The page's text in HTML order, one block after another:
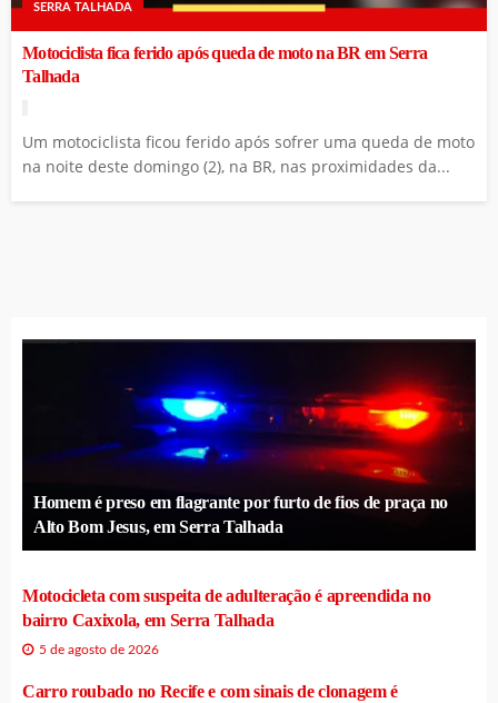
SERRA TALHADA
Motociclista fica ferido após queda de moto na BR em Serra
Talhada
Um motociclista ficou ferido após sofrer uma queda de moto
na noite deste domingo (2), na BR, nas proximidades da...
Homem é preso em flagrante por furto de fios de praça no
Alto Bom Jesus, em Serra Talhada
Motocicleta com suspeita de adulteração é apreendida no
bairro Caxixola, em Serra Talhada
5 de agosto de 2026
Carro roubado no Recife e com sinais de clonagem é